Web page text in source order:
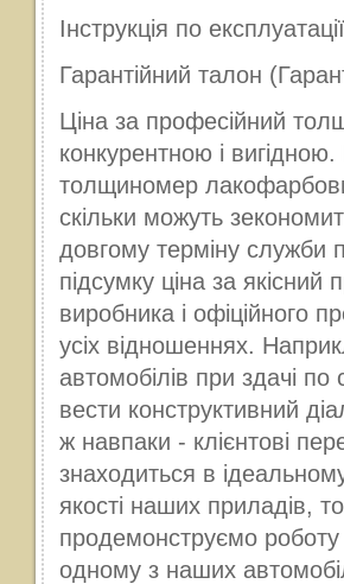
Інструкція по
Гарантійний талон
Ціна за професійний
конкурентною і
толщиномер
скільки можуть
довгому терміну служби
підсумку ціна за якісний
виробника і офіційного
усіх відношеннях.
автомобілів при здачі
вести конструктивний
ж навпаки - клієнтові
знаходиться в
якості наших приладів,
продемонструємо
одному з наших